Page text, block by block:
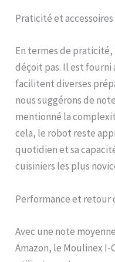
Praticité et
En termes de praticité,
déçoit pas. Il est fourni
facilitent diverses
nous suggérons de
mentionné la
cela, le robot reste
quotidien et sa
cuisiniers les plus
Performance et retour
Avec une note
Amazon, le Moulinex I-